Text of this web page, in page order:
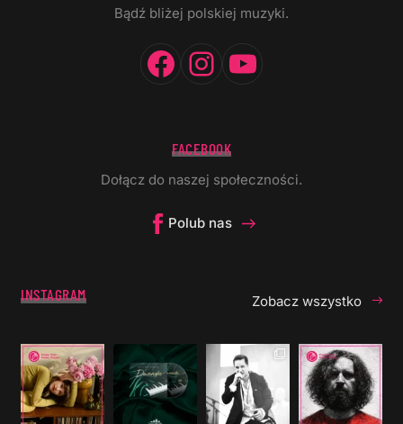
Bądź bliżej polskiej muzyki.
Facebook
Instagram
FACEBOOK
Dołącz do naszej społeczności.
Polub nas
INSTAGRAM Zobacz wszystko